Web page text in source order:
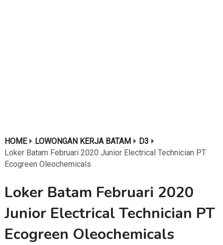
HOME LOWONGAN KERJA BATAM
D3
Loker Batam Februari 2020 Junior Electrical Technician PT
Ecogreen Oleochemicals
Loker Batam Februari 2020
Junior Electrical Technician PT
Ecogreen Oleochemicals